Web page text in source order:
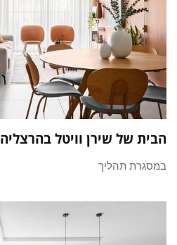
הבית של שירן וויטל בהרצליה
במסגרת תהליך